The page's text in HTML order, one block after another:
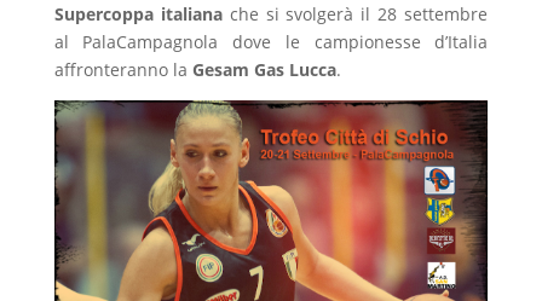
Supercoppa italianache si svolgerà il 28 settembre
al PalaCampagnola dove le campionesse d’Italia
affronteranno la Gesam Gas Lucca.